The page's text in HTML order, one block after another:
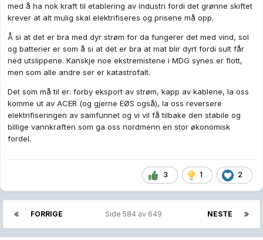
med å ha nok kraft til etablering av industri fordi det grønne skiftet
krever at alt mulig skal elektrifiseres og prisene må opp.
Å si at det er bra med dyr strøm for da fungerer det med vind, sol
og batterier er som å si at det er bra at mat blir dyrt fordi sult får
ned utslippene. Kanskje noe ekstremistene i MDG synes er flott,
men som alle andre ser er katastrofalt.
Det som må til er: forby eksport av strøm, kapp av kablene, la oss
komme ut av ACER (og gjerne EØS også), la oss reversere
elektrifiseringen av samfunnet og vi vil få tilbake den stabile og
billige vannkraften som ga oss nordmenn en stor økonomisk
fordel.
3 1 2
FORRIGE NESTE
Side 584 av 649